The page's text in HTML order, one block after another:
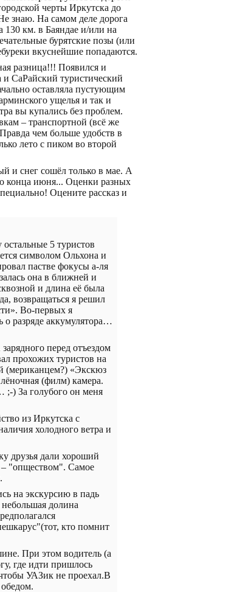
черты Иркутска до
знаю. На самом деле дорога
130 км. в Баяндае и/или на
бурятские позы (или
вкуснейшие попадаются.
разница!!! Появился и
и СаРайский туристический
оставляла пустующим
ущелья и так и
вы купались без проблем.
– транспортной (всё же
чем больше удобств в
лето с пиком во второй
и снег сошёл только в мае. А
конца июня... Оценки разных
Оцените рассказ и
5 туристов
символом Ольхона и
пастве фокусы а-ля
она в ближней и
и длина её была
возвращаться я решил
Во-первых я
о разряде аккумулятора…
перед отъездом
прохожих туристов на
(мериканцем?) «Экскюз
(филм) камера.
;-) За голубого он меня
из Иркутска с
холодного ветра и
друзья дали хороший
– "опществом". Самое
на экскурсию в падь
долина
кто помнит
При этом водитель (а
где идти пришлось
УАЗик не проехал.В